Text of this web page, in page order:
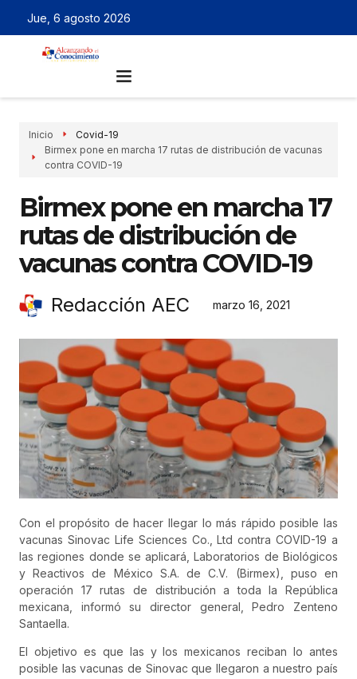
Jue, 6 agosto 2026
Inicio
Covid-19
Birmex pone en marcha 17 rutas de distribución de vacunas
contra COVID-19
Birmex pone en marcha 17
rutas de distribución de
vacunas contra COVID-19
Redacción AEC marzo 16, 2021
Con el propósito de hacer llegar lo más rápido posible las
vacunas Sinovac Life Sciences Co., Ltd contra COVID-19 a
las regiones donde se aplicará, Laboratorios de Biológicos
y Reactivos de México S.A. de C.V. (Birmex), puso en
operación 17 rutas de distribución a toda la República
mexicana, informó su director general, Pedro Zenteno
Santaella.
El objetivo es que las y los mexicanos reciban lo antes
posible las vacunas de Sinovac que llegaron a nuestro país